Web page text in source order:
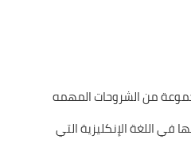
من الشروحات المهمه
اللغة الإنكليزية التي